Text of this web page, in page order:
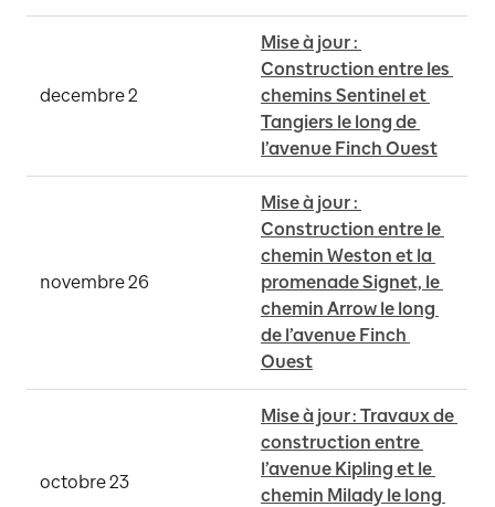
decembre 2
Mise à jour :
Construction entre les
chemins Sentinel et
Tangiers le long de
l’avenue Finch Ouest
novembre 26
Mise à jour :
Construction entre le
chemin Weston et la
promenade Signet, le
chemin Arrow le long
de l’avenue Finch
Ouest
octobre 23
Mise à jour : Travaux de
construction entre
l’avenue Kipling et le
chemin Milady le long